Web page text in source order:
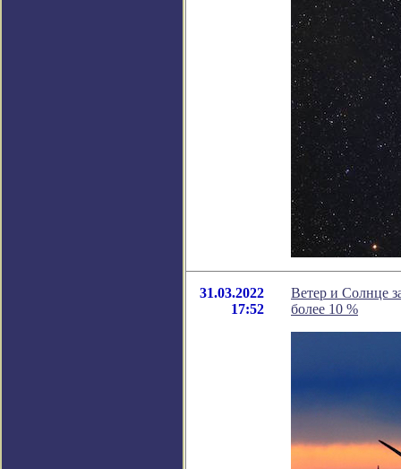
31.03.2022
17:52
Ветер и Солнце
более 10 %